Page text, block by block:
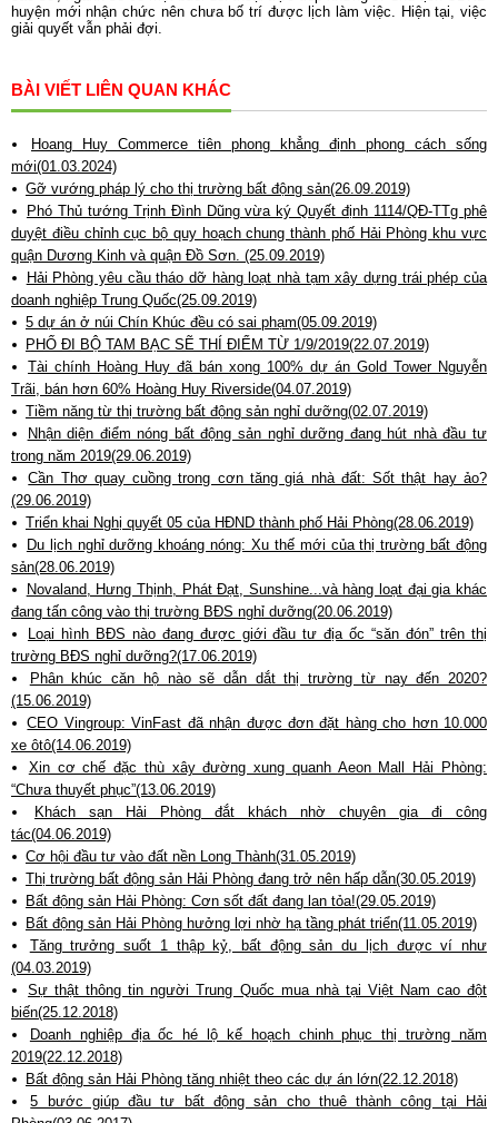
huyện mới nhận chức nên chưa bố trí được lịch làm việc. Hiện tại, việc
giải quyết vẫn phải đợi.
BÀI VIẾT LIÊN QUAN KHÁC
Hoang Huy Commerce tiên phong khẳng định phong cách sống
mới(01.03.2024)
Gỡ vướng pháp lý cho thị trường bất động sản(26.09.2019)
Phó Thủ tướng Trịnh Đình Dũng vừa ký Quyết định 1114/QĐ-TTg phê
duyệt điều chỉnh cục bộ quy hoạch chung thành phố Hải Phòng khu vực
quận Dương Kinh và quận Đồ Sơn. (25.09.2019)
Hải Phòng yêu cầu tháo dỡ hàng loạt nhà tạm xây dựng trái phép của
doanh nghiệp Trung Quốc(25.09.2019)
5 dự án ở núi Chín Khúc đều có sai phạm(05.09.2019)
PHỐ ĐI BỘ TAM BẠC SẼ THÍ ĐIỂM TỪ 1/9/2019(22.07.2019)
Tài chính Hoàng Huy đã bán xong 100% dự án Gold Tower Nguyễn
Trãi, bán hơn 60% Hoàng Huy Riverside(04.07.2019)
Tiềm năng từ thị trường bất động sản nghỉ dưỡng(02.07.2019)
Nhận diện điểm nóng bất động sản nghỉ dưỡng đang hút nhà đầu tư
trong năm 2019(29.06.2019)
Cần Thơ quay cuồng trong cơn tăng giá nhà đất: Sốt thật hay ảo?
(29.06.2019)
Triển khai Nghị quyết 05 của HĐND thành phố Hải Phòng(28.06.2019)
Du lịch nghỉ dưỡng khoáng nóng: Xu thế mới của thị trường bất động
sản(28.06.2019)
Novaland, Hưng Thịnh, Phát Đạt, Sunshine...và hàng loạt đại gia khác
đang tấn công vào thị trường BĐS nghỉ dưỡng(20.06.2019)
Loại hình BĐS nào đang được giới đầu tư địa ốc “săn đón” trên thị
trường BĐS nghỉ dưỡng?(17.06.2019)
Phân khúc căn hộ nào sẽ dẫn dắt thị trường từ nay đến 2020?
(15.06.2019)
CEO Vingroup: VinFast đã nhận được đơn đặt hàng cho hơn 10.000
xe ôtô(14.06.2019)
Xin cơ chế đặc thù xây đường xung quanh Aeon Mall Hải Phòng:
“Chưa thuyết phục”(13.06.2019)
Khách sạn Hải Phòng đắt khách nhờ chuyên gia đi công
tác(04.06.2019)
Cơ hội đầu tư vào đất nền Long Thành(31.05.2019)
Thị trường bất động sản Hải Phòng đang trở nên hấp dẫn(30.05.2019)
Bất động sản Hải Phòng: Cơn sốt đất đang lan tỏa!(29.05.2019)
Bất động sản Hải Phòng hưởng lợi nhờ hạ tầng phát triển(11.05.2019)
Tăng trưởng suốt 1 thập kỷ, bất động sản du lịch được ví như
(04.03.2019)
Sự thật thông tin người Trung Quốc mua nhà tại Việt Nam cao đột
biến(25.12.2018)
Doanh nghiệp địa ốc hé lộ kế hoạch chinh phục thị trường năm
2019(22.12.2018)
Bất động sản Hải Phòng tăng nhiệt theo các dự án lớn(22.12.2018)
5 bước giúp đầu tư bất động sản cho thuê thành công tại Hải